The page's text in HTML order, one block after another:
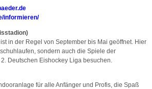
informieren/
in der Regel von September bis Mai geöffnet. Hier
sondern auch die Spiele der
Deutschen Eishockey Liga besuchen.
für alle Anfänger und Profis, die Spaß